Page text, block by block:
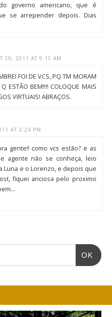
governo americano, que é
se arrepender depois. Dias
29, 2011 AT 9:15 AM
FOI DE VCS, PQ TM MORAM
ESTÃO BEM!!!! COLOQUE MAIS
VIRTUAIS! ABRAÇOS.
AT 2:24 PM
gente!! como vcs estão? e as
agente não se conheça, leio
Luna e o Lorenzo, e depois que
fiquei anciosa pelo proximo
OK